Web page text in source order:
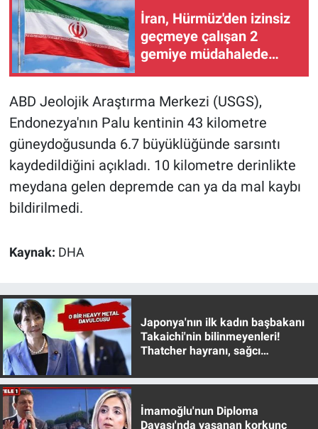
İran, Hürmüz'den izinsiz
geçmeye çalışan 2
gemiye müdahalede
ABD Jeolojik Araştırma Merkezi (USGS),
Endonezya'nın Palu kentinin 43 kilometre
güneydoğusunda 6.7 büyüklüğünde sarsıntı
kaydedildiğini açıkladı. 10 kilometre derinlikte
meydana gelen depremde can ya da mal kaybı
bildirilmedi.
Kaynak: DHA
Japonya'nın ilk kadın başbakanı
Takaichi'nin bilinmeyenleri!
Thatcher hayranı, sağcı
İmamoğlu'nun Diploma
Davası'nda yaşanan korkunç
Gün Ortası
Gündem Özel
Günün görüntüsü
Haber
İlan
Kimdir
Kültür Sanat
Ne demişti
Nedir
Popüler
Programlar